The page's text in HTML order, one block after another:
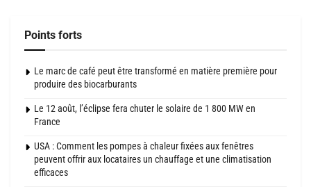
Points forts
Le marc de café peut être transformé en matière première pour
produire des biocarburants
Le 12 août, l’éclipse fera chuter le solaire de 1 800 MW en
France
USA : Comment les pompes à chaleur fixées aux fenêtres
peuvent offrir aux locataires un chauffage et une climatisation
efficaces